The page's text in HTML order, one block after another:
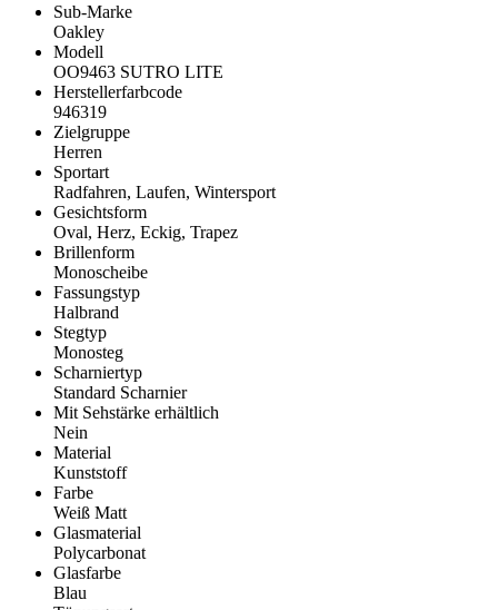
Sub-Marke
Oakley
Modell
OO9463 SUTRO LITE
Herstellerfarbcode
946319
Zielgruppe
Herren
Sportart
Radfahren, Laufen, Wintersport
Gesichtsform
Oval, Herz, Eckig, Trapez
Brillenform
Monoscheibe
Fassungstyp
Halbrand
Stegtyp
Monosteg
Scharniertyp
Standard Scharnier
Mit Sehstärke erhältlich
Nein
Material
Kunststoff
Farbe
Weiß Matt
Glasmaterial
Polycarbonat
Glasfarbe
Blau